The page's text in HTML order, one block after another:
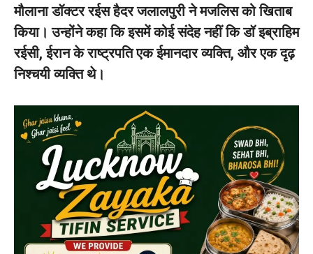
मौलाना डॉक्टर रईस हैदर जलालपुरी ने मजलिस को खिताब
किया। उन्होंने कहा कि इसमें कोई संदेह नहीं कि डॉ इब्राहिम
रईसी, ईरान के राष्ट्रपति एक ईमानदार व्यक्ति, और एक दृढ़
निश्चयी व्यक्ति थे।